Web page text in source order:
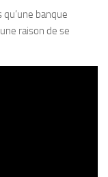
banque
raison de se